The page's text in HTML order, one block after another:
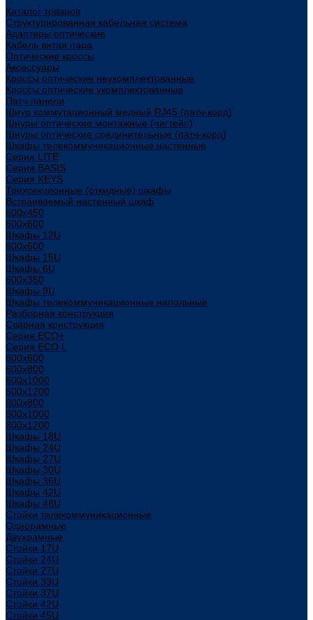
Каталог товаров
Структурированная кабельная система
Адаптеры оптические
Кабель витая пара
Оптические кроссы
Аксессуары
Кроссы оптические неукомплектованные
Кроссы оптические укомплектованные
Патч-панели
Шнур коммутационный медный RJ45 (патч-корд)
Шнуры оптические монтажные (пигтейл)
Шнуры оптические соединительные (патч-корд)
Шкафы телекоммуникационные настенные
Cерия LITE
Cерия BASIS
Cерия KEYS
Трехсекционные (откидные) шкафы
Встраиваемый настенный шкаф
600x450
600x600
Шкафы 12U
600x600
Шкафы 15U
Шкафы 6U
600x350
Шкафы 9U
Шкафы телекоммуникационные напольные
Разборная конструкция
Сварная конструкция
Серия ECO+
Серия ECO L
600x600
600x800
600х1000
600х1200
800x800
800х1000
800х1200
Шкафы 18U
Шкафы 24U
Шкафы 27U
Шкафы 30U
Шкафы 36U
Шкафы 42U
Шкафы 48U
Стойки телекоммуникационные
Однорамные
Двухрамные
Стойки 17U
Стойки 24U
Стойки 27U
Стойки 33U
Стойки 37U
Стойки 42U
Стойки 45U